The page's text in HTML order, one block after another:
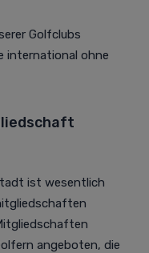
Golfclubs
international ohne
ist wesentlich
angeboten, die